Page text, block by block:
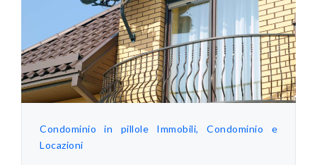
Condominio in pillole
Immobili, Condominio e
Locazioni